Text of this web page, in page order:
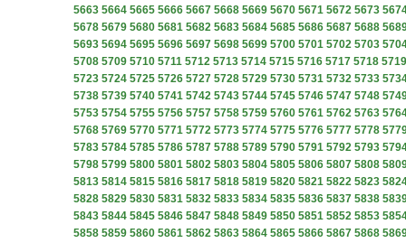
5663 5664 5665 5666 5667 5668 5669 5670 5671 5672 5673
5678 5679 5680 5681 5682 5683 5684 5685 5686 5687 5688
5693 5694 5695 5696 5697 5698 5699 5700 5701 5702 5703
5708 5709 5710 5711 5712 5713 5714 5715 5716 5717 5718 5719
5723 5724 5725 5726 5727 5728 5729 5730 5731 5732 5733
5738 5739 5740 5741 5742 5743 5744 5745 5746 5747 5748
5753 5754 5755 5756 5757 5758 5759 5760 5761 5762 5763
5768 5769 5770 5771 5772 5773 5774 5775 5776 5777 5778
5783 5784 5785 5786 5787 5788 5789 5790 5791 5792 5793
5798 5799 5800 5801 5802 5803 5804 5805 5806 5807 5808
5813 5814 5815 5816 5817 5818 5819 5820 5821 5822 5823
5828 5829 5830 5831 5832 5833 5834 5835 5836 5837 5838
5843 5844 5845 5846 5847 5848 5849 5850 5851 5852 5853
5858 5859 5860 5861 5862 5863 5864 5865 5866 5867 5868